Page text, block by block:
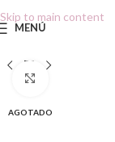
Skip to main content
MENÚ
AGOTADO